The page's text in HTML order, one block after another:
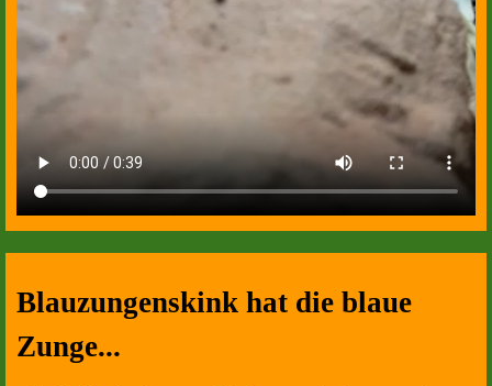
Blauzungenskink hat die blaue
Zunge...